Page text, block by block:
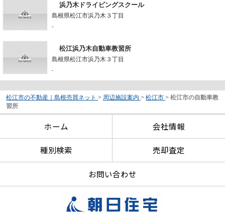
浜乃木ドライビングスクール
島根県松江市浜乃木３丁目
-
松江浜乃木自動車教習所
島根県松江市浜乃木３丁目
-
松江市の不動産｜島根売買ネット > 周辺施設案内 > 松江市 > 松江市の自動車教
習所
ホーム 会社情報
種別検索 売却査定
お問い合わせ